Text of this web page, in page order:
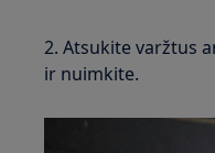
2. Atsukite varžtus
ir nuimkite.